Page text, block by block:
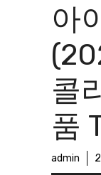
아
콜
품
admin